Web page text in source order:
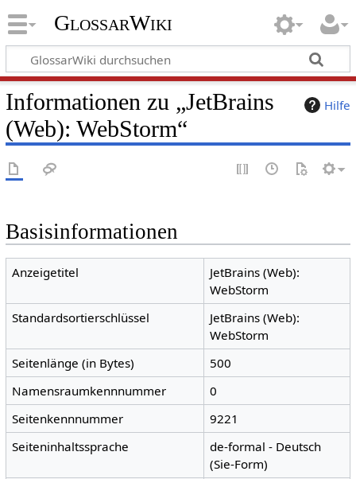
GlossarWiki
Hilfe
Informationen zu „JetBrains
(Web): WebStorm“
Basisinformationen
Anzeigetitel
JetBrains (Web):
WebStorm
Standardsortierschlüssel
JetBrains (Web):
WebStorm
Seitenlänge (in Bytes)
500
Namensraumkennnummer
0
Seitenkennnummer
9221
Seiteninhaltssprache
de-formal - Deutsch
(Sie-Form)